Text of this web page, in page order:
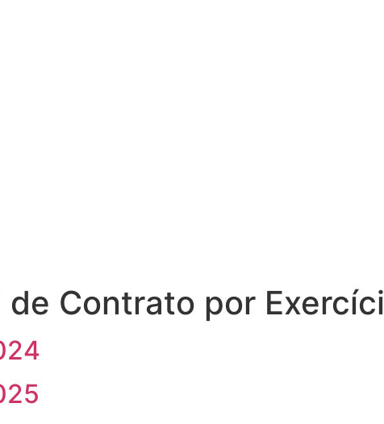
de Contrato por